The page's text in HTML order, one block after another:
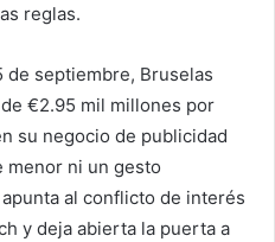
reglas.
de septiembre, Bruselas
€2.95 mil millones por
su negocio de publicidad
menor ni un gesto
al conflicto de interés
y deja abierta la puerta a